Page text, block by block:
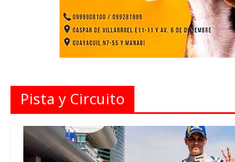
Pista y Circuito